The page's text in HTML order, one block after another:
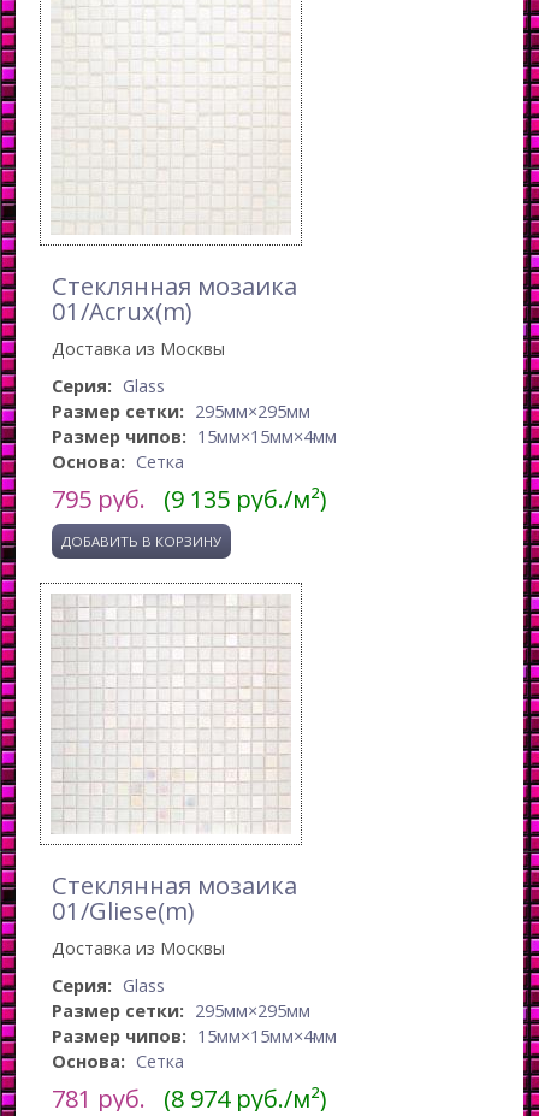
Стеклянная мозаика
01/Acrux(m)
Доставка из Москвы
Серия: Glass
Размер сетки: 295мм×295мм
Размер чипов: 15мм×15мм×4мм
Основа: Сетка
795 руб. (9 135 руб./м²)
Стеклянная мозаика
01/Gliese(m)
Доставка из Москвы
Серия: Glass
Размер сетки: 295мм×295мм
Размер чипов: 15мм×15мм×4мм
Основа: Сетка
781 руб. (8 974 руб./м²)